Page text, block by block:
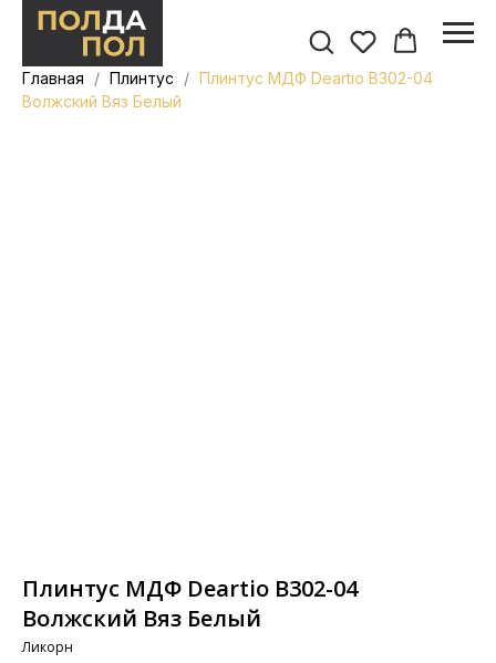
Главная Плинтус
Плинтус МДФ Deartio B302-04
Волжский Вяз Белый
Плинтус МДФ Deartio B302-04
Волжский Вяз Белый
Ликорн